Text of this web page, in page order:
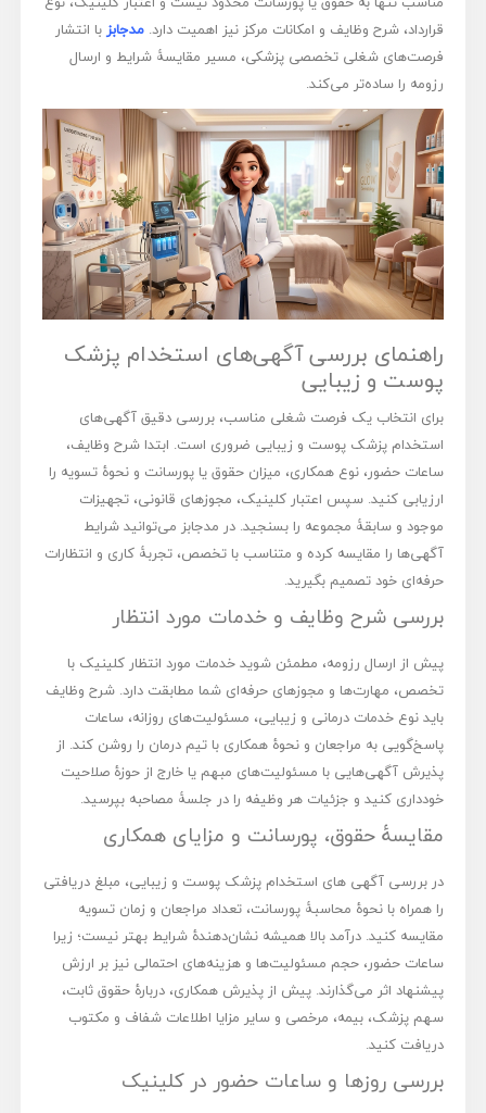
قرارداد، شرح وظایف و امکانات مرکز نیز اهمیت دارد. مدجابزبا انتشار
فرصت‌های شغلی تخصصی پزشکی، مسیر مقایسۀ شرایط و ارسال
رزومه را ساده‌تر می‌کند.
راهنمای بررسی آگهی‌های استخدام پزشک
پوست و زیبایی
برای انتخاب یک فرصت شغلی مناسب، بررسی دقیق آگهی‌های
استخدام پزشک پوست و زیبایی ضروری است. ابتدا شرح وظایف،
ساعات حضور، نوع همکاری، میزان حقوق یا پورسانت و نحوۀ تسویه را
ارزیابی کنید. سپس اعتبار کلینیک، مجوزهای قانونی، تجهیزات
موجود و سابقۀ مجموعه را بسنجید. در مدجابز می‌توانید شرایط
آگهی‌ها را مقایسه کرده و متناسب با تخصص، تجربۀ کاری و انتظارات
حرفه‌ای خود تصمیم بگیرید.
بررسی شرح وظایف و خدمات مورد انتظار
پیش از ارسال رزومه، مطمئن شوید خدمات مورد انتظار کلینیک با
تخصص، مهارت‌ها و مجوزهای حرفه‌ای شما مطابقت دارد. شرح وظایف
باید نوع خدمات درمانی و زیبایی، مسئولیت‌های روزانه، ساعات
پاسخ‌گویی به مراجعان و نحوۀ همکاری با تیم درمان را روشن کند. از
پذیرش آگهی‌هایی با مسئولیت‌های مبهم یا خارج از حوزۀ صلاحیت
خودداری کنید و جزئیات هر وظیفه را در جلسۀ مصاحبه بپرسید.
مقایسۀ حقوق، پورسانت و مزایای همکاری
در بررسی آگهی های استخدام پزشک پوست و زیبایی، مبلغ دریافتی
را همراه با نحوۀ محاسبۀ پورسانت، تعداد مراجعان و زمان تسویه
مقایسه کنید. درآمد بالا همیشه نشان‌دهندۀ شرایط بهتر نیست؛ زیرا
ساعات حضور، حجم مسئولیت‌ها و هزینه‌های احتمالی نیز بر ارزش
پیشنهاد اثر می‌گذارند. پیش از پذیرش همکاری، دربارۀ حقوق ثابت،
سهم پزشک، بیمه، مرخصی و سایر مزایا اطلاعات شفاف و مکتوب
دریافت کنید.
بررسی روزها و ساعات حضور در کلینیک